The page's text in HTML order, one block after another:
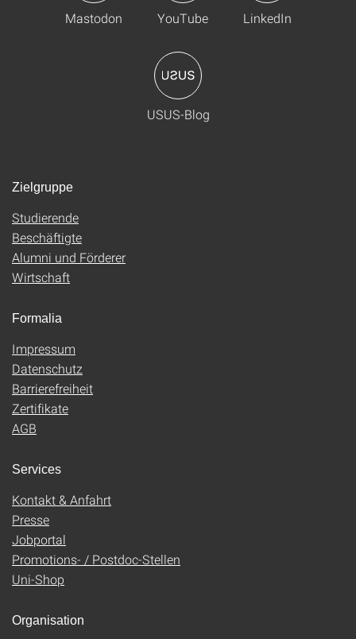
Mastodon YouTube LinkedIn
USUS-Blog
Zielgruppe
Studierende
Beschäftigte
Alumni und Förderer
Wirtschaft
Formalia
Impressum
Datenschutz
Barrierefreiheit
Zertifikate
AGB
Services
Kontakt & Anfahrt
Presse
Jobportal
Promotions- / Postdoc-Stellen
Uni-Shop
Organisation